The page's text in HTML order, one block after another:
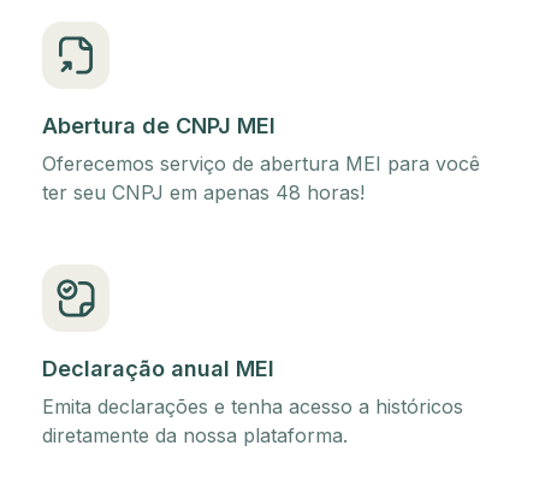
Abertura de CNPJ MEI
Oferecemos serviço de abertura MEI para você
ter seu CNPJ em apenas 48 horas!
Declaração anual MEI
Emita declarações e tenha acesso a históricos
diretamente da nossa plataforma.